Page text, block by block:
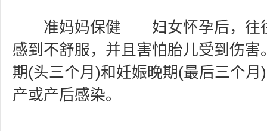
准妈妈保健 妇女怀孕后，往往
感到不舒服，并且害怕胎儿受到伤
期(头三个月)和妊娠晚期(最后三个
产或产后感染。